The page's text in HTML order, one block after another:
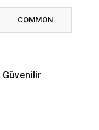
COMMON
Güvenilir